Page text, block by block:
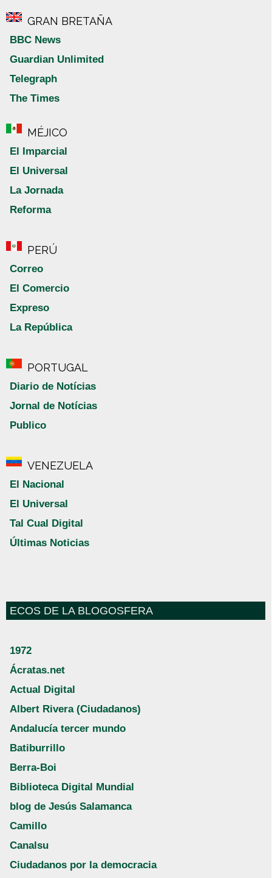
GRAN BRETAÑA
BBC News
Guardian Unlimited
Telegraph
The Times
MÉJICO
El Imparcial
El Universal
La Jornada
Reforma
PERÚ
Correo
El Comercio
Expreso
La República
PORTUGAL
Diario de Notícias
Jornal de Notícias
Publico
VENEZUELA
El Nacional
El Universal
Tal Cual Digital
Últimas Noticias
ECOS DE LA BLOGOSFERA
1972
Ácratas.net
Actual Digital
Albert Rivera (Ciudadanos)
Andalucía tercer mundo
Batiburrillo
Berra-Boi
Biblioteca Digital Mundial
blog de Jesús Salamanca
Camillo
Canalsu
Ciudadanos por la democracia